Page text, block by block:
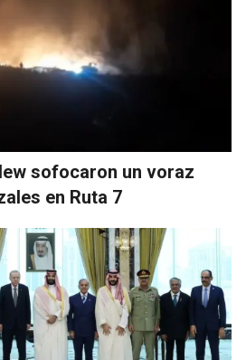
sofocaron un voraz
en Ruta 7